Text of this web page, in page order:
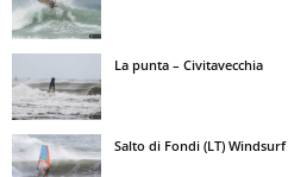
La punta – Civitavecchia
Salto di Fondi (LT) Windsurf